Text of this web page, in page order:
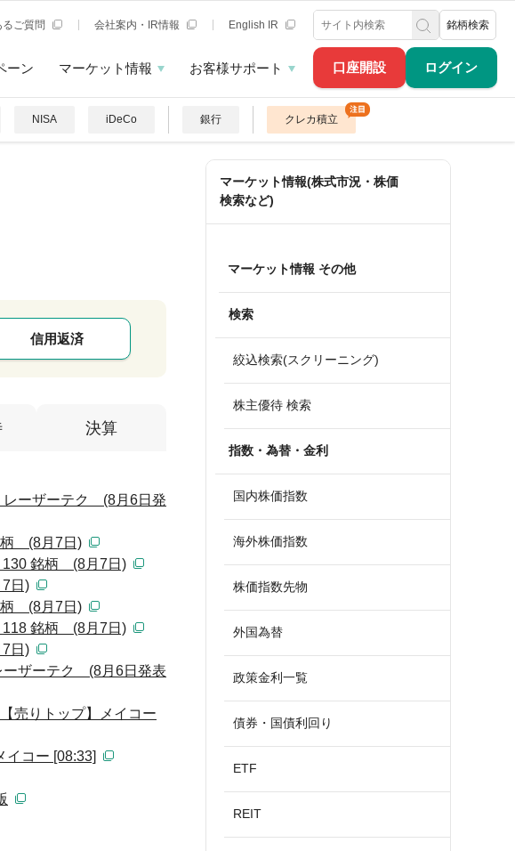
口座開設 ログイン
るご質問 会社案内・IR情報 English IR 銘柄検索
ーン マーケット情報 お客様サポート
NISA iDeCo 銀行 クレカ積立
信用返済
決算
レーザーテク (8月6日発
柄 (8月7日)
130 銘柄 (8月7日)
日)
柄 (8月7日)
118 銘柄 (8月7日)
日)
ーザーテク (8月6日発表
売りトップ】メイコー
コー [08:33]
マーケット情報(株式市況・株価
検索など)
マーケット情報 その他
検索
絞込検索(スクリーニング)
株主優待 検索
指数・為替・金利
国内株価指数
海外株価指数
株価指数先物
外国為替
政策金利一覧
債券・国債利回り
ETF
REIT